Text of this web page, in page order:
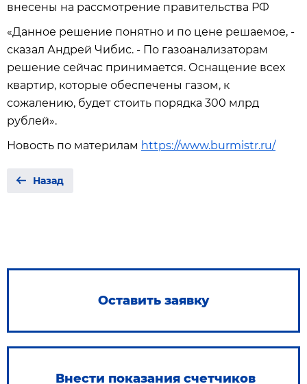
внесены на рассмотрение правительства РФ
«Данное решение понятно и по цене решаемое, -
сказал Андрей Чибис. - По газоанализаторам
решение сейчас принимается. Оснащение всех
квартир, которые обеспечены газом, к
сожалению, будет стоить порядка 300 млрд
рублей».
Новость по материлам https://www.burmistr.ru/
Назад
Оставить заявку
Внести показания счетчиков